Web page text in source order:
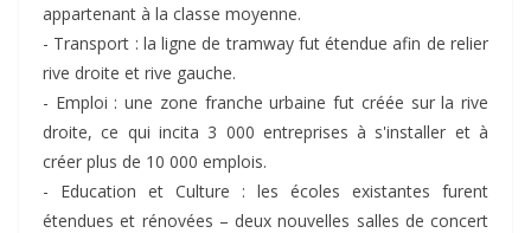
appartenant à la classe moyenne.
- Transport : la ligne de tramway fut étendue afin de relier
rive droite et rive gauche.
- Emploi : une zone franche urbaine fut créée sur la rive
droite, ce qui incita 3 000 entreprises à s'installer et à
créer plus de 10 000 emplois.
- Education et Culture : les écoles existantes furent
étendues et rénovées – deux nouvelles salles de concert